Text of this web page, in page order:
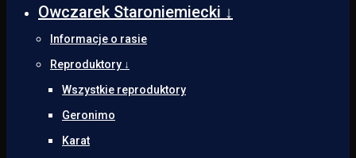
Owczarek Staroniemiecki ↓
Informacje o rasie
Reproduktory ↓
Wszystkie reproduktory
Geronimo
Karat